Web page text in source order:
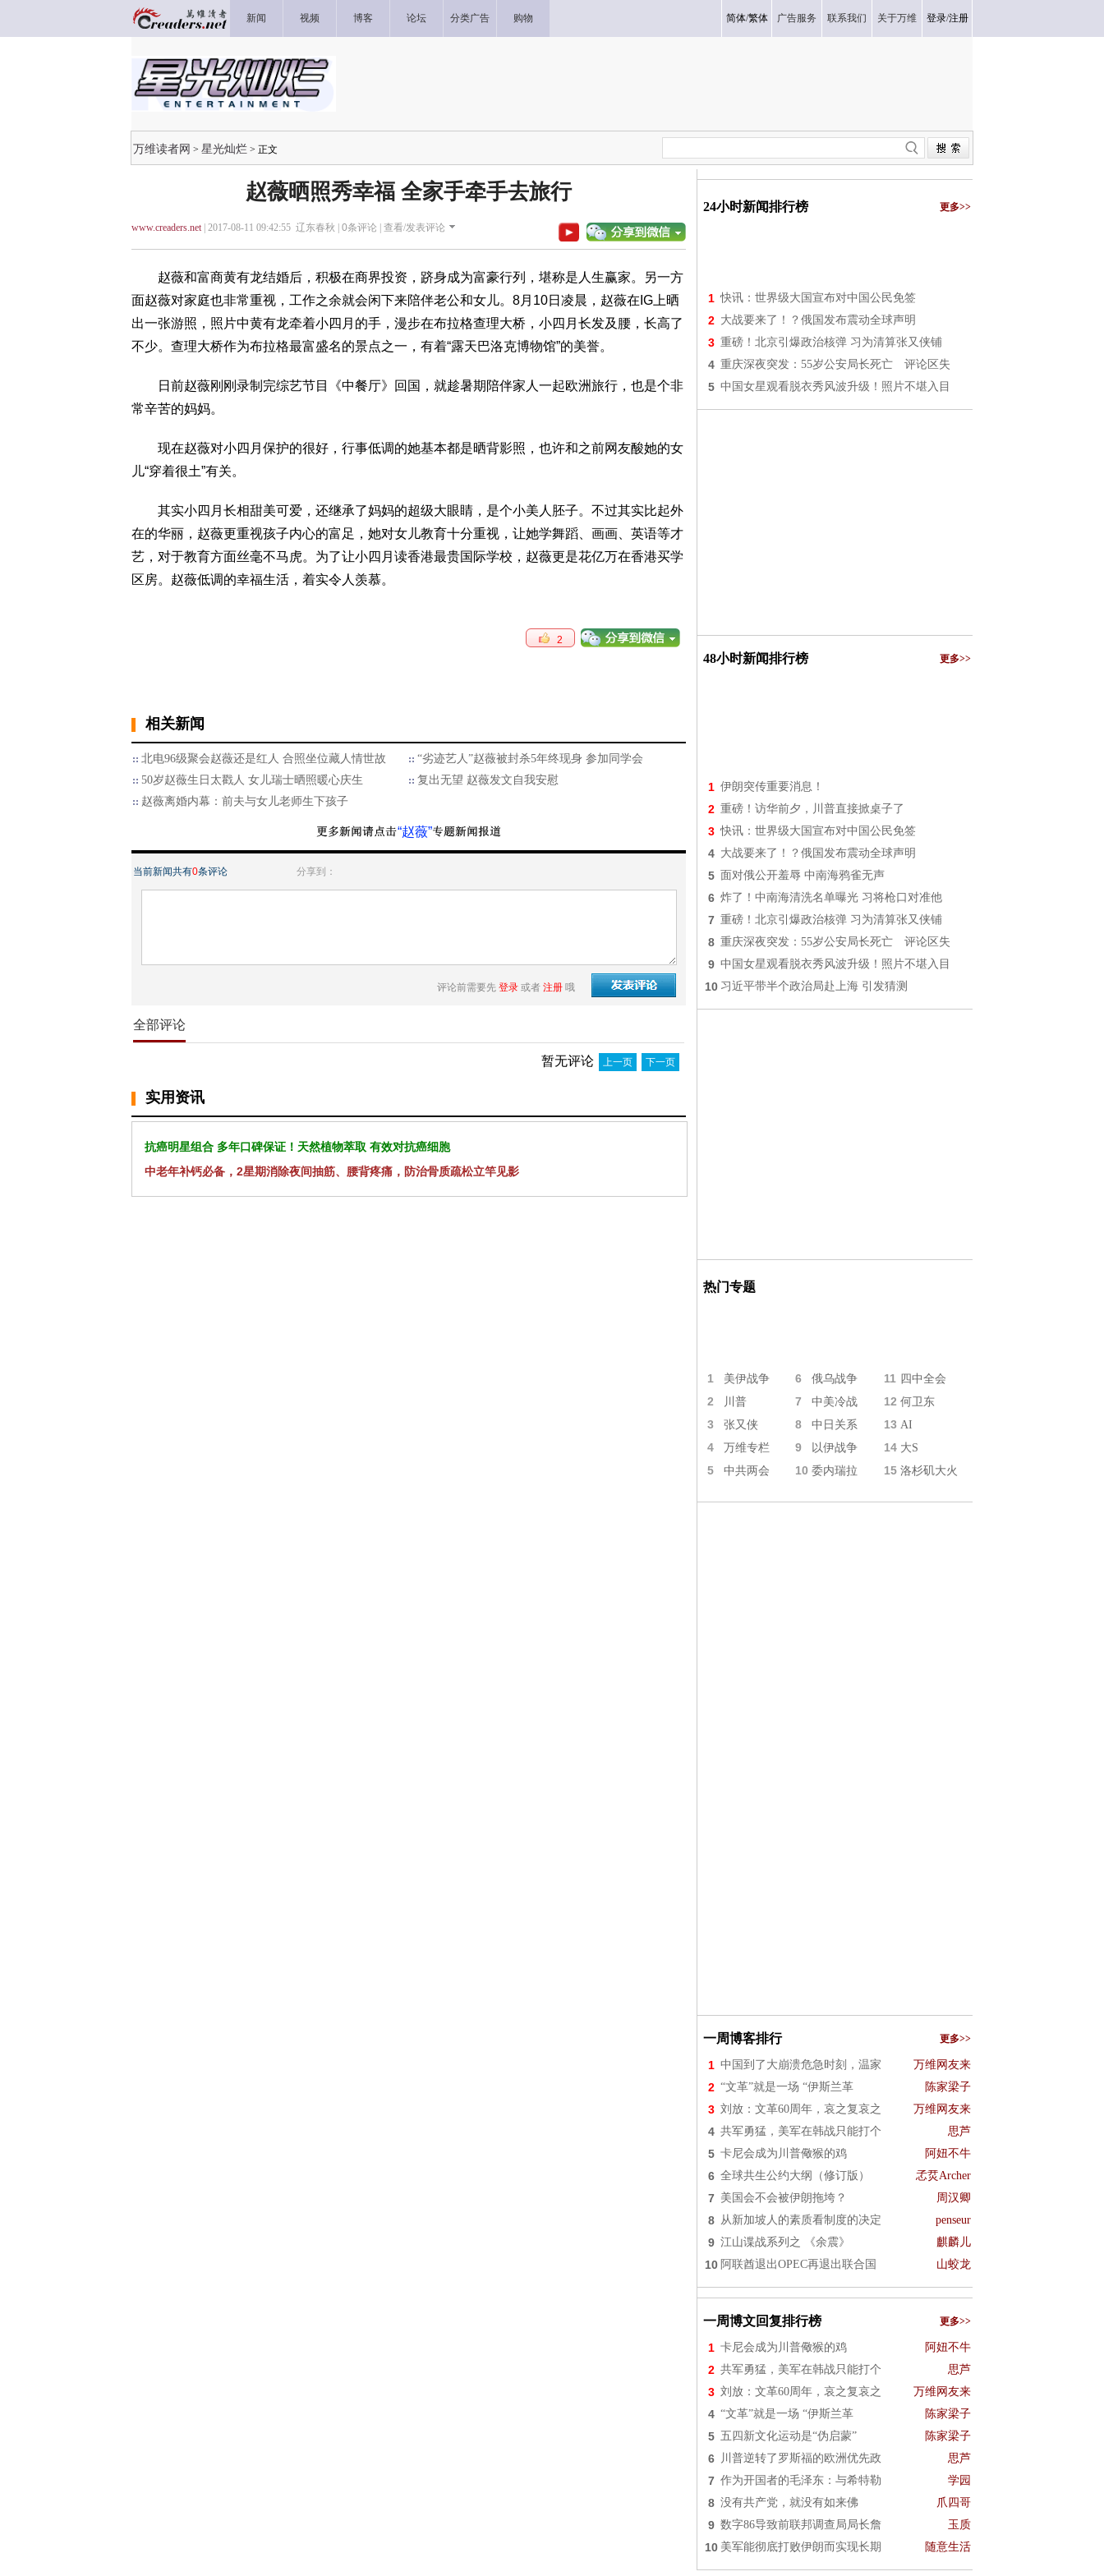
新闻 视频 博客 论坛 分类广告 购物 简体/繁体 广告服务 联系我们 关于万维 登录/注册
万维读者网 > 星光灿烂 > 正文
赵薇晒照秀幸福 全家手牵手去旅行
www.creaders.net| 2017-08-11 09:42:55 辽东春秋 | 0条评论 | 查看/发表评论
赵薇和富商黄有龙结婚后，积极在商界投资，跻身成为富豪行列，堪称是人生赢家。另一方
面赵薇对家庭也非常重视，工作之余就会闲下来陪伴老公和女儿。8月10日凌晨，赵薇在IG上晒
出一张游照，照片中黄有龙牵着小四月的手，漫步在布拉格查理大桥，小四月长发及腰，长高了
不少。查理大桥作为布拉格最富盛名的景点之一，有着“露天巴洛克博物馆”的美誉。
日前赵薇刚刚录制完综艺节目《中餐厅》回国，就趁暑期陪伴家人一起欧洲旅行，也是个非
常辛苦的妈妈。
现在赵薇对小四月保护的很好，行事低调的她基本都是晒背影照，也许和之前网友酸她的女
儿“穿着很土”有关。
其实小四月长相甜美可爱，还继承了妈妈的超级大眼睛，是个小美人胚子。不过其实比起外
在的华丽，赵薇更重视孩子内心的富足，她对女儿教育十分重视，让她学舞蹈、画画、英语等才
艺，对于教育方面丝毫不马虎。为了让小四月读香港最贵国际学校，赵薇更是花亿万在香港买学
区房。赵薇低调的幸福生活，着实令人羡慕。
2
相关新闻
北电96级聚会赵薇还是红人 合照坐位藏人情世故
“劣迹艺人”赵薇被封杀5年终现身 参加同学会
50岁赵薇生日太戳人 女儿瑞士晒照暖心庆生
复出无望 赵薇发文自我安慰
赵薇离婚内幕：前夫与女儿老师生下孩子
“赵薇”
当前新闻共有0条评论 分享到：
评论前需要先 登录 或者 注册 哦
全部评论
暂无评论 上一页 下一页
实用资讯
抗癌明星组合 多年口碑保证！天然植物萃取 有效对抗癌细胞
中老年补钙必备，2星期消除夜间抽筋、腰背疼痛，防治骨质疏松立竿见影
24小时新闻排行榜 更多>>
1 快讯：世界级大国宣布对中国公民免签
2 大战要来了！？俄国发布震动全球声明
3 重磅！北京引爆政治核弹 习为清算张又侠铺
4 重庆深夜突发：55岁公安局长死亡 评论区失
5 中国女星观看脱衣秀风波升级！照片不堪入目
48小时新闻排行榜 更多>>
1 伊朗突传重要消息！
2 重磅！访华前夕，川普直接掀桌子了
3 快讯：世界级大国宣布对中国公民免签
4 大战要来了！？俄国发布震动全球声明
5 面对俄公开羞辱 中南海鸦雀无声
6 炸了！中南海清洗名单曝光 习将枪口对准他
7 重磅！北京引爆政治核弹 习为清算张又侠铺
8 重庆深夜突发：55岁公安局长死亡 评论区失
9 中国女星观看脱衣秀风波升级！照片不堪入目
10 习近平带半个政治局赴上海 引发猜测
热门专题
1 美伊战争 6 俄乌战争 11 四中全会
2 川普 7 中美冷战 12 何卫东
3 张又侠 8 中日关系 13 AI
4 万维专栏 9 以伊战争 14 大S
5 中共两会 10 委内瑞拉 15 洛杉矶大火
一周博客排行 更多>>
1 中国到了大崩溃危急时刻，温家 万维网友来
2 “文革”就是一场 “伊斯兰革 陈家梁子
3 刘放：文革60周年，哀之复哀之 万维网友来
4 共军勇猛，美军在韩战只能打个 思芦
5 卡尼会成为川普儆猴的鸡 阿妞不牛
6 全球共生公约大纲（修订版） 孞烎Archer
7 美国会不会被伊朗拖垮？ 周汉卿
8 从新加坡人的素质看制度的决定 penseur
9 江山谍战系列之 《余震》 麒麟儿
10 阿联酋退出OPEC再退出联合国 山蛟龙
一周博文回复排行榜 更多>>
1 卡尼会成为川普儆猴的鸡 阿妞不牛
2 共军勇猛，美军在韩战只能打个 思芦
3 刘放：文革60周年，哀之复哀之 万维网友来
4 “文革”就是一场 “伊斯兰革 陈家梁子
5 五四新文化运动是“伪启蒙” 陈家梁子
6 川普逆转了罗斯福的欧洲优先政 思芦
7 作为开国者的毛泽东：与希特勒 学园
8 没有共产党，就没有如来佛 爪四哥
9 数字86导致前联邦调查局局长詹 玉质
10 美军能彻底打败伊朗而实现长期 随意生活